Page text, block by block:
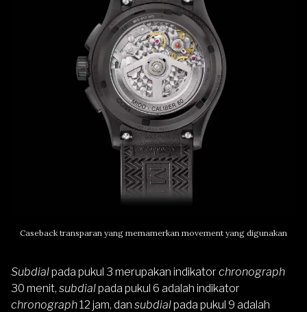
Caseback transparan yang memamerkan movement yang digunakan
Subdialpada pukul 3 merupakan indikator chronograph
30 menit, subdialpada pukul 6 adalah indikator
chronograph12 jam, dan subdialpada pukul 9 adalah